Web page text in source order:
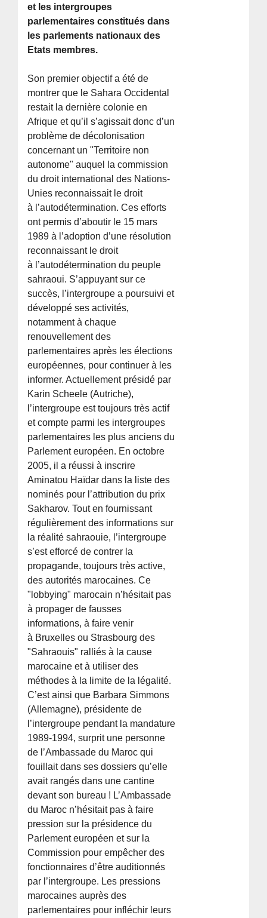
et les intergroupes
parlementaires constitués dans
les parlements nationaux des
Etats membres.
Son premier objectif a été de
montrer que le Sahara Occidental
restait la dernière colonie en
Afrique et qu’il s’agissait donc d’un
problème de décolonisation
concernant un "Territoire non
autonome" auquel la commission
du droit international des Nations-
Unies reconnaissait le droit
à l’autodétermination. Ces efforts
ont permis d’aboutir le 15 mars
1989 à l’adoption d’une résolution
reconnaissant le droit
à l’autodétermination du peuple
sahraoui. S’appuyant sur ce
succès, l’intergroupe a poursuivi et
développé ses activités,
notamment à chaque
renouvellement des
parlementaires après les élections
européennes, pour continuer à les
informer. Actuellement présidé par
Karin Scheele (Autriche),
l’intergroupe est toujours très actif
et compte parmi les intergroupes
parlementaires les plus anciens du
Parlement européen. En octobre
2005, il a réussi à inscrire
Aminatou Haïdar dans la liste des
nominés pour l’attribution du prix
Sakharov. Tout en fournissant
régulièrement des informations sur
la réalité sahraouie, l’intergroupe
s’est efforcé de contrer la
propagande, toujours très active,
des autorités marocaines. Ce
"lobbying" marocain n’hésitait pas
à propager de fausses
informations, à faire venir
à Bruxelles ou Strasbourg des
"Sahraouis" ralliés à la cause
marocaine et à utiliser des
méthodes à la limite de la légalité.
C’est ainsi que Barbara Simmons
(Allemagne), présidente de
l’intergroupe pendant la mandature
1989-1994, surprit une personne
de l’Ambassade du Maroc qui
fouillait dans ses dossiers qu’elle
avait rangés dans une cantine
devant son bureau ! L’Ambassade
du Maroc n’hésitait pas à faire
pression sur la présidence du
Parlement européen et sur la
Commission pour empêcher des
fonctionnaires d’être auditionnés
par l’intergroupe. Les pressions
marocaines auprès des
parlementaires pour infléchir leurs